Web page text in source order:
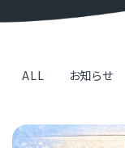
ALL お知らせ